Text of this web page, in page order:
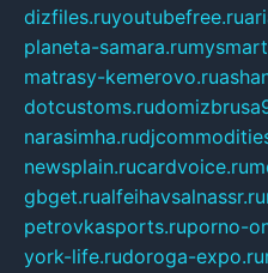
dizfiles.ruyoutubefree.ru
planeta-samara.ru
matrasy-kemerovo.ru
dotcustoms.ru
narasimha.ru
newsplain.rucardvoice.ru
gbget.rualfeihavsalnassr.ru
petrovkasports.ruporno-
york-life.rudoroga-expo.ru